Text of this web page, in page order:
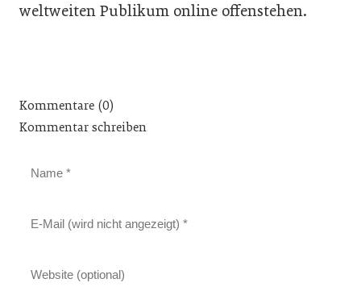
weltweiten Publikum online offenstehen.
Kommentare (0)
Kommentar schreiben